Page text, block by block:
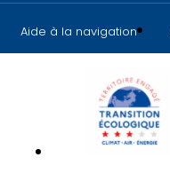
Aide à la navigation